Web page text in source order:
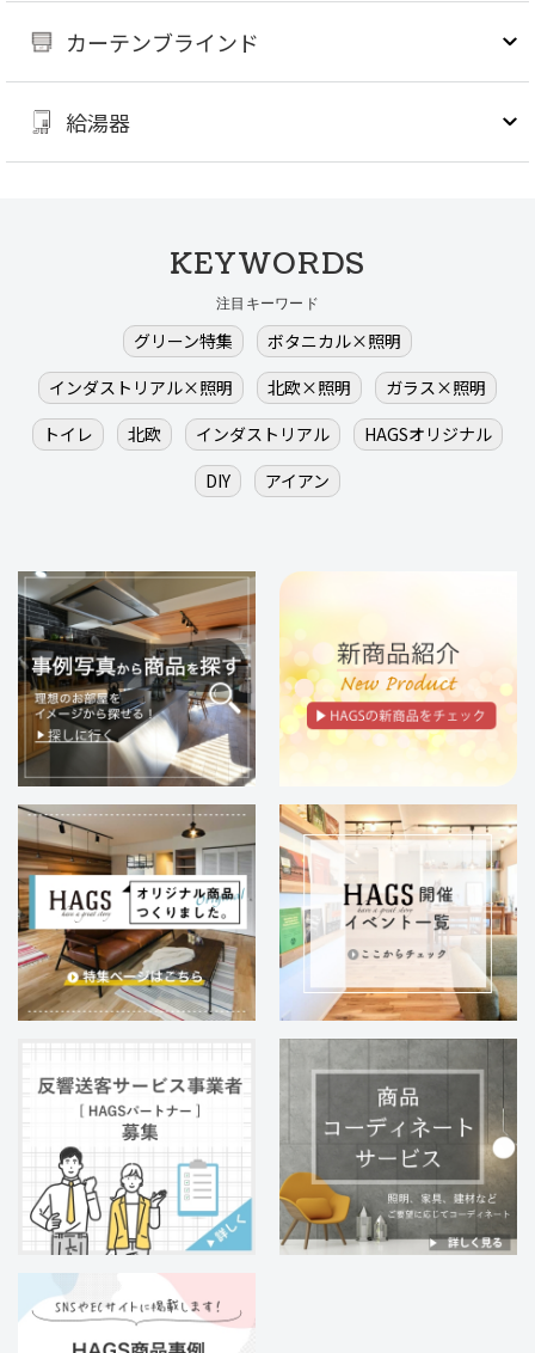
カーテンブラインド
給湯器
KEYWORDS
注目キーワード
グリーン特集
ボタニカル×照明
インダストリアル×照明
北欧×照明
ガラス×照明
トイレ
北欧 インダストリアル
HAGSオリジナル
DIY
アイアン